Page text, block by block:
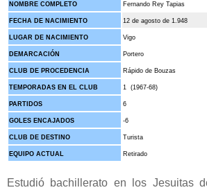
NOMBRE COMPLETO Fernando Rey Tapias
FECHA DE NACIMIENTO 12 de agosto de 1.948
LUGAR DE NACIMIENTO Vigo
DEMARCACIÓN Portero
CLUB DE PROCEDENCIA Rápido de Bouzas
TEMPORADAS EN EL CLUB 1 (1967-68)
PARTIDOS 6
GOLES ENCAJADOS -6
CLUB DE DESTINO Turista
EQUIPO ACTUAL Retirado
Estudió bachillerato en los Jesuitas